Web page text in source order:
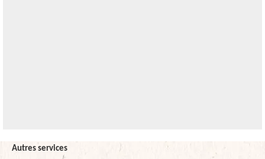
Autres services